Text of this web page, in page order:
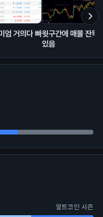
엄 거의다 빠윗구간에 매물 잔뜩
있음
알트코인 시즌